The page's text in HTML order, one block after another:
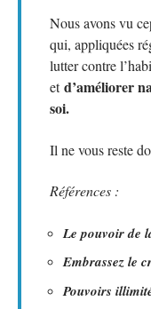
Nous avons vu
qui, appliquées
lutter contre
etd’améliorer
soi.
Il ne vous reste
Références :
Le pouvoir de
Embrassez le
Pouvoirs